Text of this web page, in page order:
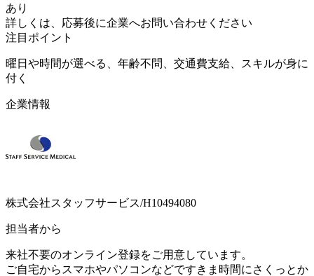
あり
詳しくは、応募後に企業へお問い合わせください
注目ポイント
曜日や時間が選べる、年齢不問、交通費支給、スキルが身に
付く
企業情報
株式会社スタッフサービス/H10494080
担当者から
来社不要のオンライン登録をご用意しています。
ご自宅からスマホやパソコンなどですきま時間にさくっとか